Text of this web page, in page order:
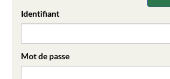
Identifiant
Mot de passe